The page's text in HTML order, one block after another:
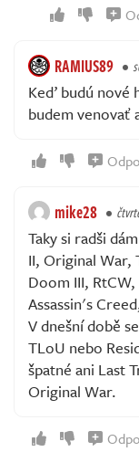
RAMIUS89
Keď budú nové
budem venovať
mike28
Taky si radši
II, Original War,
Doom III,
Assassin's
V dnešní době
TLoU nebo
špatné ani Last
Original War.